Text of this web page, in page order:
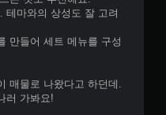
마와의 상성도 잘 고려
만들어 세트 메뉴를 구성
매물로 나왔다고 하던데.
러 가봐요!